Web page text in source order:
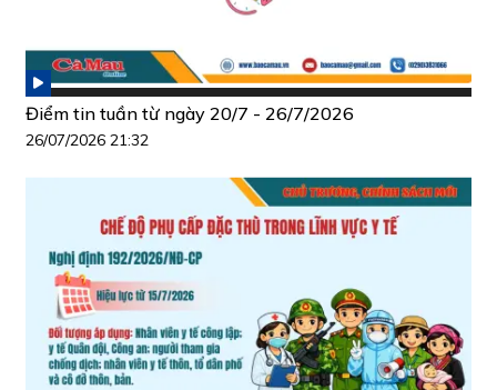
Điểm tin tuần từ ngày 20/7 - 26/7/2026
26/07/2026 21:32